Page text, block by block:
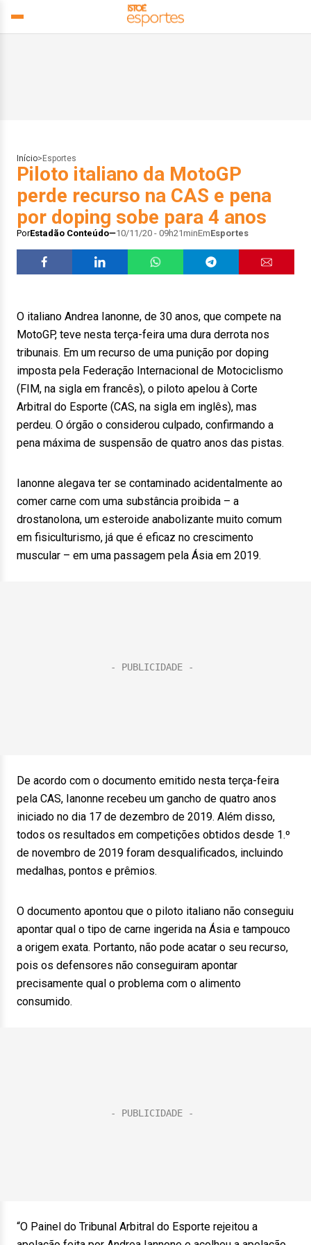
Início> Esportes
Piloto italiano da MotoGP
perde recurso na CAS e pena
por doping sobe para 4 anos
PorEstadão Conteúdo 10/11/20 - 09h21minEmEsportes
O italiano Andrea Ianonne, de 30 anos, que compete na
MotoGP, teve nesta terça-feira uma dura derrota nos
tribunais. Em um recurso de uma punição por doping
imposta pela Federação Internacional de Motociclismo
(FIM, na sigla em francês), o piloto apelou à Corte
Arbitral do Esporte (CAS, na sigla em inglês), mas
perdeu. O órgão o considerou culpado, confirmando a
pena máxima de suspensão de quatro anos das pistas.
Ianonne alegava ter se contaminado acidentalmente ao
comer carne com uma substância proibida – a
drostanolona, um esteroide anabolizante muito comum
em fisiculturismo, já que é eficaz no crescimento
muscular – em uma passagem pela Ásia em 2019.
De acordo com o documento emitido nesta terça-feira
pela CAS, Ianonne recebeu um gancho de quatro anos
iniciado no dia 17 de dezembro de 2019. Além disso,
todos os resultados em competições obtidos desde 1.º
de novembro de 2019 foram desqualificados, incluindo
medalhas, pontos e prêmios.
O documento apontou que o piloto italiano não conseguiu
apontar qual o tipo de carne ingerida na Ásia e tampouco
a origem exata. Portanto, não pode acatar o seu recurso,
pois os defensores não conseguiram apontar
precisamente qual o problema com o alimento
consumido.
“O Painel do Tribunal Arbitral do Esporte rejeitou a